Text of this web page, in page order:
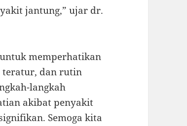
jantung,” ujar dr.
memperhatikan
teratur, dan rutin
langkah
akibat penyakit
Semoga kita